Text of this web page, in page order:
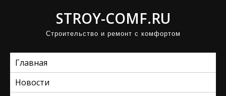
STROY-COMF.RU
Строительство и ремонт с комфортом
Главная
Новости